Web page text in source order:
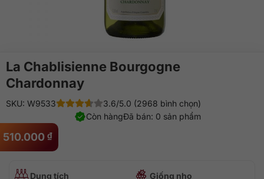
La Chablisienne Bourgogne
Chardonnay
510.000 ₫
SKU: W9533
3.6/5.0 (2968 bình chọn)
Đã bán: 0 sản phẩm
Còn hàng
Dung tích
Giống nho